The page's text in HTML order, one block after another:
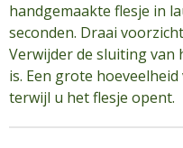
handgemaakte flesje in
seconden. Draai
Verwijder de sluiting van
is. Een grote
terwijl u het flesje opent.